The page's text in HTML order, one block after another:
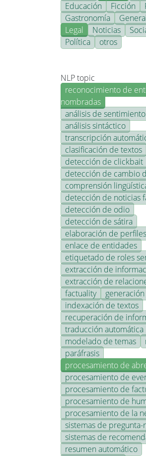
Educación
Ficción
Gastronomía
Legal
Noticias
Política
otros
NLP topic
reconocimiento de
nombradas
análisis de sentimiento
análisis sintáctico
transcripción
clasificación de textos
detección de clickbait
detección de cambio
comprensión
detección de noticias
detección de odio
detección de sátira
elaboración de perfiles
enlace de entidades
etiquetado de roles
extracción de
extracción de
factuality
indexación de textos
recuperación de
traducción automática
modelado de temas
paráfrasis
procesamiento de
procesamiento de
procesamiento de
procesamiento de
procesamiento de la
sistemas de pregunta-
sistemas de
resumen automático